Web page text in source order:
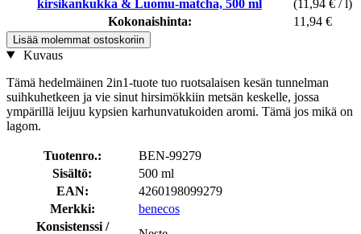
kirsikankukka & Luomu-matcha, 500 ml
(11,94 € / l)
Kokonaishinta:
11,94 €
Lisää molemmat ostoskoriin
Kuvaus
Tämä hedelmäinen 2in1-tuote tuo ruotsalaisen kesän tunnelman
suihkuhetkeen ja vie sinut hirsimökkiin metsän keskelle, jossa
ympärillä leijuu kypsien karhunvatukoiden aromi. Tämä jos mikä on
lagom.
Tuotenro.:
BEN-99279
Sisältö:
500 ml
EAN:
4260198099279
Merkki:
benecos
Konsistenssi /